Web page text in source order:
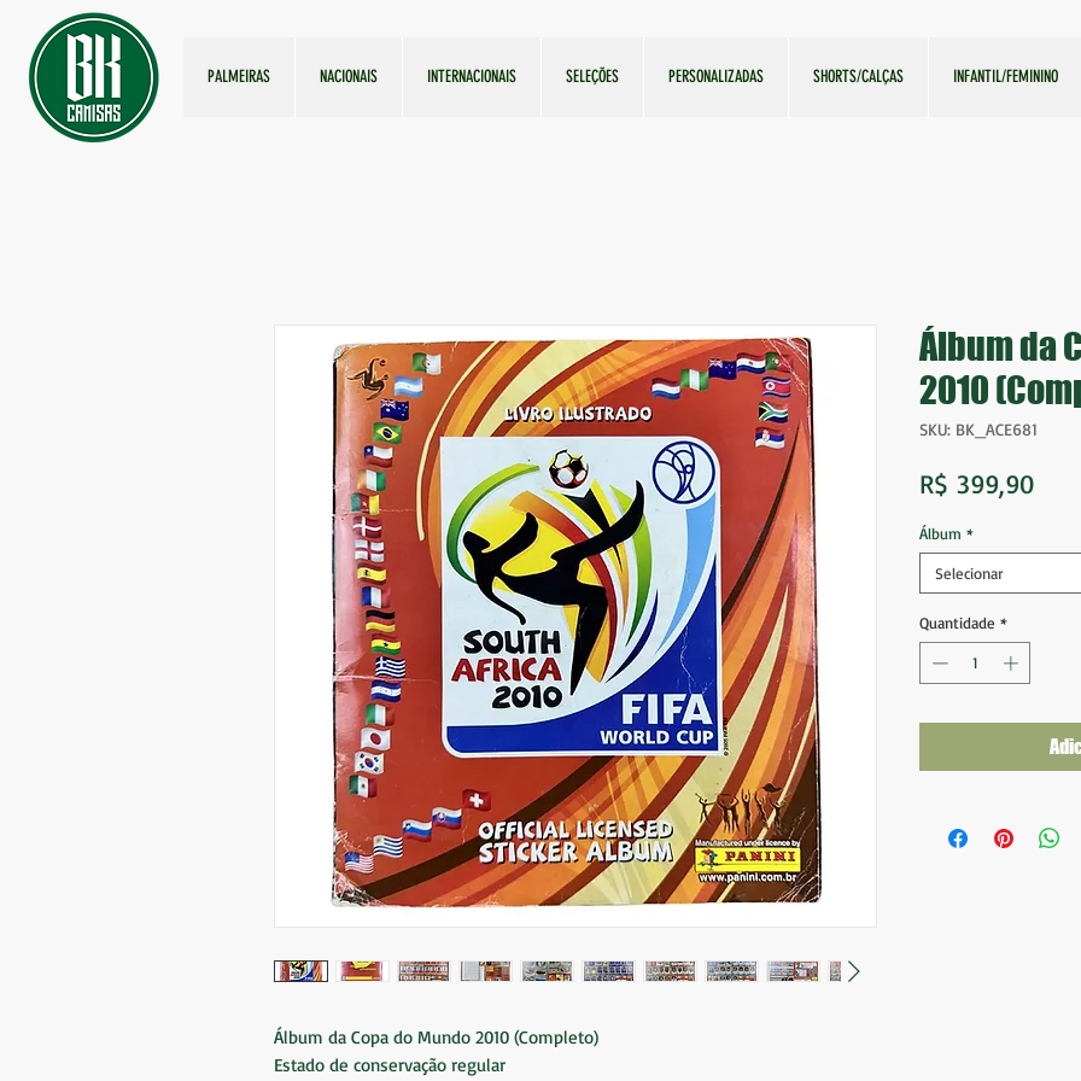
PALMEIRAS NACIONAIS INTERNACIONAIS SELEÇÕES PERSONALIZADAS SHORTS/CALÇAS INFANTIL/FEMININO
Álbum da Copa do Mundo 2010 (Completo)
Estado de conservação regular
Álbum da
2010
SKU: BK_ACE681
R$ 399,90Preço
Álbum *
Selecionar
Quantidade *